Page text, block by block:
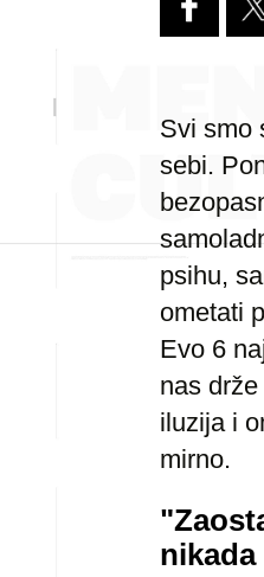
Svi smo
sebi.
psihu,
ometati
Evo 6
nas
iluzija i
mirno.